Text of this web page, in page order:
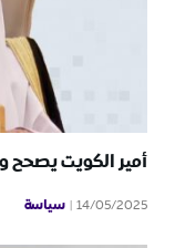
أمير الكويت يصحح
14/05/2025 سياسة